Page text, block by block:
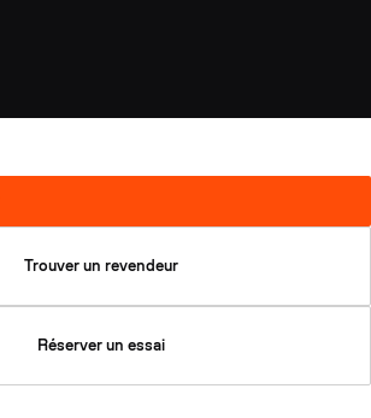
Trouver un revendeur
Réserver un essai